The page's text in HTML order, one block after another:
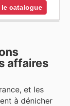
le catalogue
affaires
et les
à dénicher